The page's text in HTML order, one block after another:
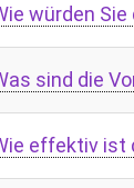
würden
sind die
effektiv ist